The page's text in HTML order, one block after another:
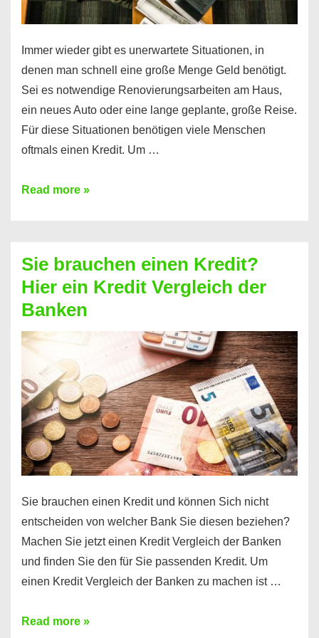
Immer wieder gibt es unerwartete Situationen, in
denen man schnell eine große Menge Geld benötigt.
Sei es notwendige Renovierungsarbeiten am Haus,
ein neues Auto oder eine lange geplante, große Reise.
Für diese Situationen benötigen viele Menschen
oftmals einen Kredit. Um …
Brauchen
Summe
Geld?
Hier
einen
10000
Euro
Kredit
finden
Read more »
Sie brauchen einen Kredit?
Hier ein Kredit Vergleich der
Banken
Sie brauchen einen Kredit und können Sich nicht
entscheiden von welcher Bank Sie diesen beziehen?
Machen Sie jetzt einen Kredit Vergleich der Banken
und finden Sie den für Sie passenden Kredit. Um
einen Kredit Vergleich der Banken zu machen ist …
Sie
Read more »